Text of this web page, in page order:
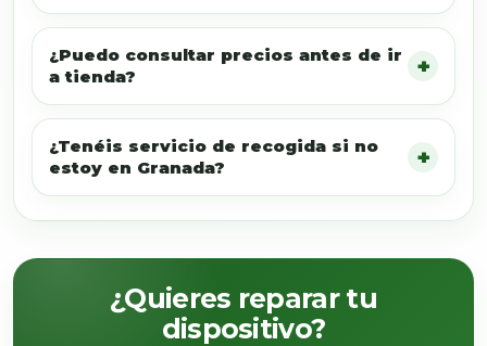
¿Puedo consultar precios antes de ir
a tienda?
¿Tenéis servicio de recogida si no
estoy en Granada?
¿Quieres reparar tu
dispositivo?